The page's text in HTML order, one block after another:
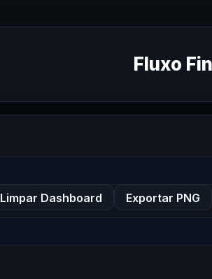
Fluxo
Limpar Dashboard Exportar PNG